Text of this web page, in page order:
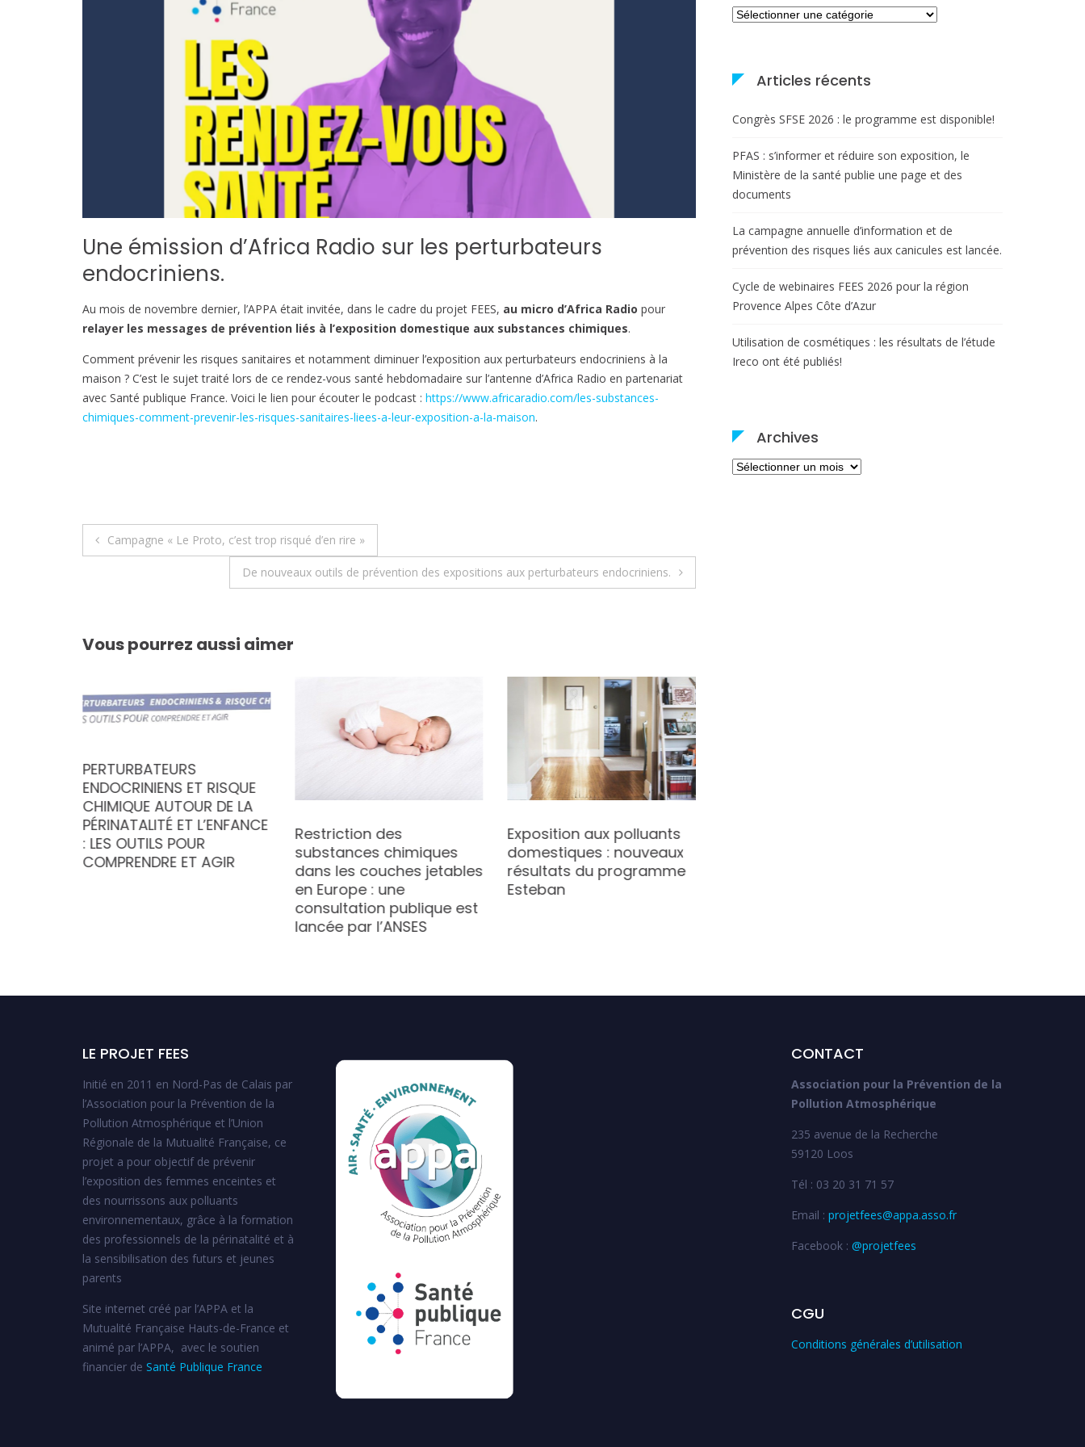
Une émission d’Africa Radio sur les perturbateurs
endocriniens.
Au mois de novembre dernier, l’APPA était invitée, dans le cadre du projet FEES, au micro d’Africa Radio pour
relayer les messages de prévention liés à l’exposition domestique aux substances chimiques.
Comment prévenir les risques sanitaires et notamment diminuer l’exposition aux perturbateurs endocriniens à la
maison ? C’est le sujet traité lors de ce rendez-vous santé hebdomadaire sur l’antenne d’Africa Radio en partenariat
avec Santé publique France. Voici le lien pour écouter le podcast : https://www.africaradio.com/les-substances-
chimiques-comment-prevenir-les-risques-sanitaires-liees-a-leur-exposition-a-la-maison.
Navigation
Campagne « Le Proto, c’est trop risqué d’en rire »
De nouveaux outils de prévention des expositions aux perturbateurs endocriniens.
Vous pourrez aussi aimer
PERTURBATEURS
ENDOCRINIENS ET RISQUE
CHIMIQUE AUTOUR DE LA
PÉRINATALITÉ ET L’ENFANCE
: LES OUTILS POUR
COMPRENDRE ET AGIR
Restriction des
substances chimiques
dans les couches jetables
en Europe : une
consultation publique est
lancée par l’ANSES
Exposition aux polluants
domestiques : nouveaux
résultats du programme
Esteban
Catégories
Articles récents
Congrès SFSE 2026 : le programme est disponible!
PFAS : s’informer et réduire son exposition, le
Ministère de la santé publie une page et des
documents
La campagne annuelle d’information et de
prévention des risques liés aux canicules est lancée.
Cycle de webinaires FEES 2026 pour la région
Provence Alpes Côte d’Azur
Utilisation de cosmétiques : les résultats de l’étude
Ireco ont été publiés!
Archives
Archives
LE PROJET FEES
Initié en 2011 en Nord-Pas de Calais par
l’Association pour la Prévention de la
Pollution Atmosphérique et l’Union
Régionale de la Mutualité Française, ce
projet a pour objectif de prévenir
l’exposition des femmes enceintes et
des nourrissons aux polluants
environnementaux, grâce à la formation
des professionnels de la périnatalité et à
la sensibilisation des futurs et jeunes
parents
Site internet créé par l’APPA et la
Mutualité Française Hauts-de-France et
animé par l’APPA, avec le soutien
financier de Santé Publique France
CONTACT
Association pour la Prévention de la
Pollution Atmosphérique
235 avenue de la Recherche
59120 Loos
Tél : 03 20 31 71 57
Email : projetfees@appa.asso.fr
Facebook : @projetfees
CGU
Conditions générales d’utilisation